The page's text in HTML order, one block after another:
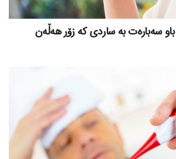
سەبارەت بە ساردی کە زۆر هەڵەن